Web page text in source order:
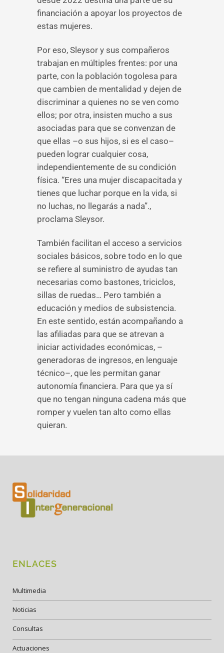
financiación a apoyar los proyectos de
estas mujeres.
Por eso, Sleysor y sus compañeros
trabajan en múltiples frentes: por una
parte, con la población togolesa para
que cambien de mentalidad y dejen de
discriminar a quienes no se ven como
ellos; por otra, insisten mucho a sus
asociadas para que se convenzan de
que ellas –o sus hijos, si es el caso–
pueden lograr cualquier cosa,
independientemente de su condición
física. “Eres una mujer discapacitada y
tienes que luchar porque en la vida, si
no luchas, no llegarás a nada”.,
proclama Sleysor.
También facilitan el acceso a servicios
sociales básicos, sobre todo en lo que
se refiere al suministro de ayudas tan
necesarias como bastones, triciclos,
sillas de ruedas… Pero también a
educación y medios de subsistencia.
En este sentido, están acompañando a
las afiliadas para que se atrevan a
iniciar actividades económicas, –
generadoras de ingresos, en lenguaje
técnico–, que les permitan ganar
autonomía financiera. Para que ya sí
que no tengan ninguna cadena más que
romper y vuelen tan alto como ellas
quieran.
ENLACES
Multimedia
Noticias
Consultas
Actuaciones